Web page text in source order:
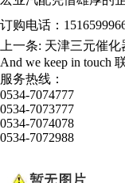
订购电话：
上一条: 天津三元催化
And we keep in touch
服务热线：
0534-7074777
0534-7073777
0534-7074078
0534-7072988